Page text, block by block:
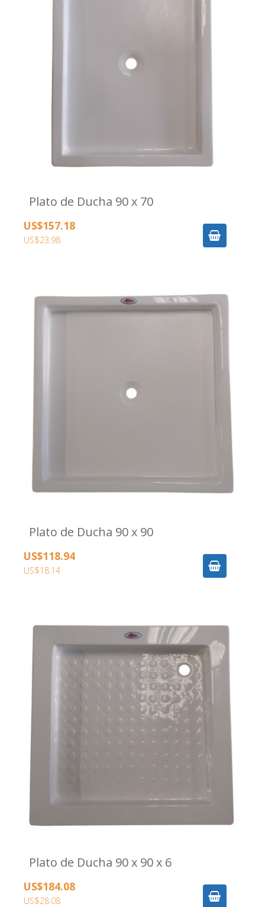
Plato de Ducha 90 x 70
US$157.18
US$23.98
Plato de Ducha 90 x 90
US$118.94
US$18.14
Plato de Ducha 90 x 90 x 6
US$184.08
US$28.08